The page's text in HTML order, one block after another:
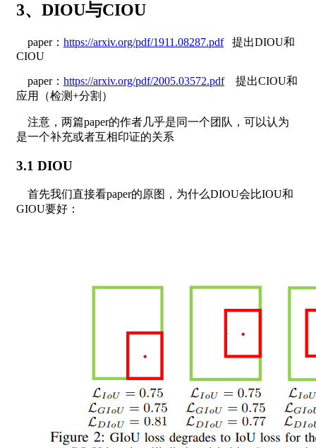
3、DIOU与CIOU
paper： https://arxiv.org/pdf/1911.08287.pdf提出DIOU和
CIOU
paper： https://arxiv.org/pdf/2005.03572.pdf提出CIOU和
应用（检测+分割）
注意，两篇paper的作者几乎是同一个团队，可以认为
是一个补充或者互相印证的关系
3.1 DIOU
首先我们直接看paper的原图，为什么DIOU会比IOU和
GIOU要好：